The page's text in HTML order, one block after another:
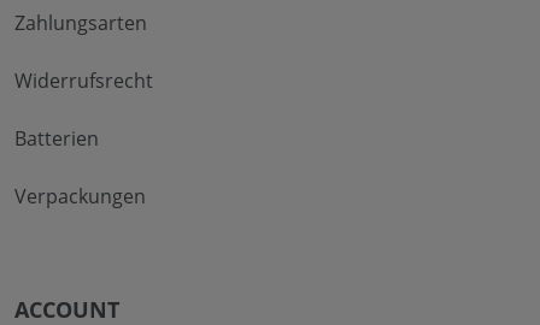
Zahlungsarten
Widerrufsrecht
Batterien
Verpackungen
ACCOUNT